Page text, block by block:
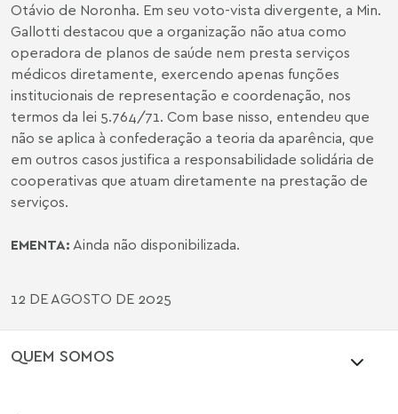
Otávio de Noronha. Em seu voto-vista divergente, a Min.
Gallotti destacou que a organização não atua como
operadora de planos de saúde nem presta serviços
médicos diretamente, exercendo apenas funções
institucionais de representação e coordenação, nos
termos da lei 5.764/71. Com base nisso, entendeu que
não se aplica à confederação a teoria da aparência, que
em outros casos justifica a responsabilidade solidária de
cooperativas que atuam diretamente na prestação de
serviços.
EMENTA: Ainda não disponibilizada.
12 DE AGOSTO DE 2025
QUEM SOMOS